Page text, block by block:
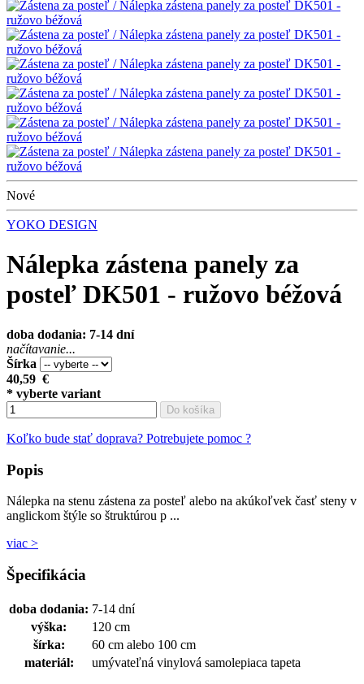
Nové
YOKO DESIGN
Nálepka zástena panely za
posteľ DK501 - ružovo béžová
doba dodania: 7-14 dní
načítavanie...
Šírka
40,59 €
* vyberte variant
Do košíka
Koľko bude stať doprava? Potrebujete pomoc ?
Popis
Nálepka na stenu zástena za posteľ alebo na akúkoľvek časť steny v
anglickom štýle so štruktúrou p ...
viac >
Špecifikácia
doba dodania: 7-14 dní
výška:
120 cm
šírka:
60 cm alebo 100 cm
materiál:
umývateľná vinylová samolepiaca tapeta